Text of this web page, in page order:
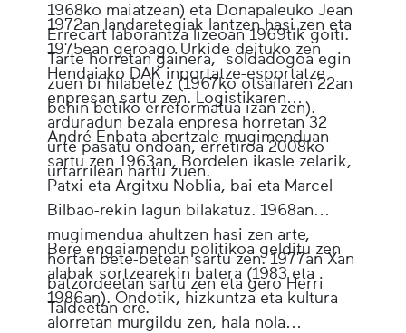
1968ko maiatzean) eta Donapaleuko Jean
Errecart laborantza lizeoan 1969tik goiti.
Tarte horretan gainera, soldadogoa egin
zuen bi hilabetez (1967ko otsailaren 22an
behin betiko erreformatua izan zen).
1972an landaretegiak lantzen hasi zen eta
1975ean geroago Urkide deituko zen
Hendaiako DAK inportatze-esportatze
enpresan sartu zen. Logistikaren
arduradun bezala enpresa horretan 32
urte pasatu ondoan, erretiroa 2008ko
urtarrilean hartu zuen.
André Enbata abertzale mugimenduan
sartu zen 1963an, Bordelen ikasle zelarik,
Patxi eta Argitxu Noblia, bai eta Marcel
Bilbao-rekin lagun bilakatuz. 1968an
mugimendua ahultzen hasi zen arte,
hortan bete-betean sartu zen. 1977an Xan
batzordeetan sartu zen eta gero Herri
Taldeetan ere.
Bere engaiamendu politikoa gelditu zen
alabak sortzearekin batera (1983 eta
1986an). Ondotik, hizkuntza eta kultura
alorretan murgildu zen, hala nola